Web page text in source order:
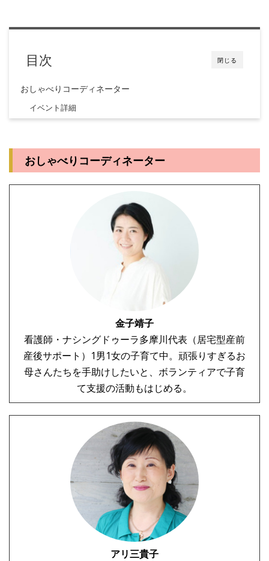
閉じる
目次
おしゃべりコーディネーター
イベント詳細
おしゃべりコーディネーター
金子靖子
看護師・ナシングドゥーラ多摩川代表（居宅型産前
産後サポート）1男1女の子育て中。頑張りすぎるお
母さんたちを手助けしたいと、ボランティアで子育
て支援の活動もはじめる。
アリ三貴子